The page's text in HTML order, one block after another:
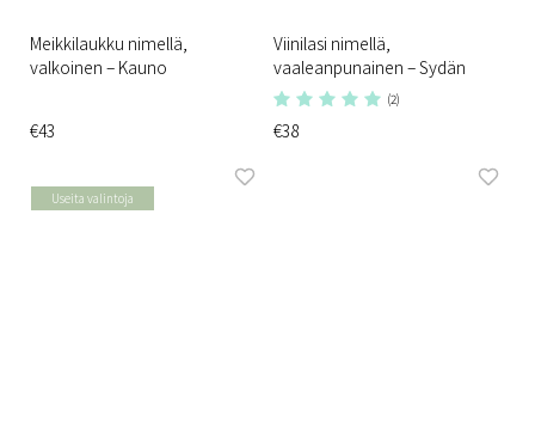
Meikkilaukku nimellä,
valkoinen – Kauno
€43
Viinilasi nimellä,
vaaleanpunainen – Sydän
(2)
€38
Useita valintoja